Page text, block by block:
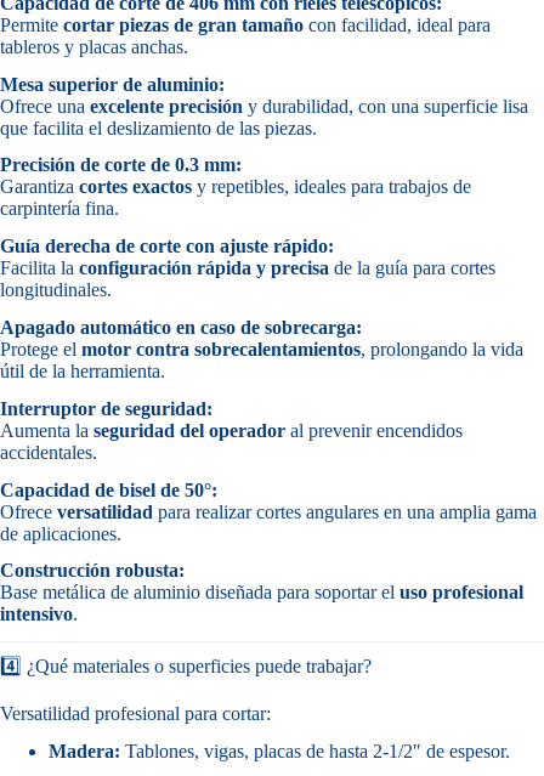
Permite cortar piezas de gran tamaño con facilidad, ideal para
tableros y placas anchas.
Mesa superior de aluminio:
Ofrece una excelente precisión y durabilidad, con una superficie lisa
que facilita el deslizamiento de las piezas.
Precisión de corte de 0.3 mm:
Garantiza cortes exactos y repetibles, ideales para trabajos de
carpintería fina.
Guía derecha de corte con ajuste rápido:
Facilita la configuración rápida y precisa de la guía para cortes
longitudinales.
Apagado automático en caso de sobrecarga:
Protege el motor contra sobrecalentamientos, prolongando la vida
útil de la herramienta.
Interruptor de seguridad:
Aumenta la seguridad del operador al prevenir encendidos
accidentales.
Capacidad de bisel de 50°:
Ofrece versatilidad para realizar cortes angulares en una amplia gama
de aplicaciones.
Construcción robusta:
Base metálica de aluminio diseñada para soportar el uso profesional
intensivo.
4️⃣ ¿Qué materiales o superficies puede trabajar?
Versatilidad profesional para cortar:
Madera: Tablones, vigas, placas de hasta 2-1/2″ de espesor.